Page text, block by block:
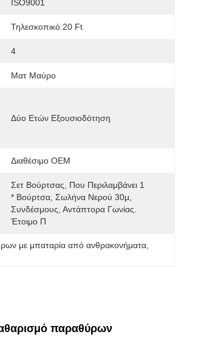
ISO9001
Τηλεσκοπικό:20 Ft
4
Ματ Μαύρο
Δύο Ετών Εξουσιοδότηση
Διαθέσιμο OEM
Σετ Βούρτσας, Που Περιλαμβάνει 1
* Βούρτσα, Σωλήνα Νερού 30μ,
Συνδέσμους, Αντάπτορα Γωνίας.
Έτοιμο Π
με μπαταρία από ανθρακονήματα
παραθύρων